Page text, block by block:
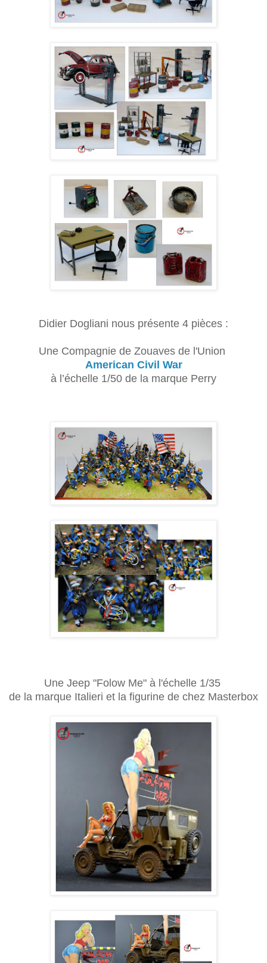
Didier Dogliani nous présente 4 pièces :
Une Compagnie de Zouaves de l'Union
American Civil War
à l’échelle 1/50 de la marque Perry
Une Jeep "Folow Me" à l'échelle 1/35
de la marque Italieri et la figurine de chez Masterbox